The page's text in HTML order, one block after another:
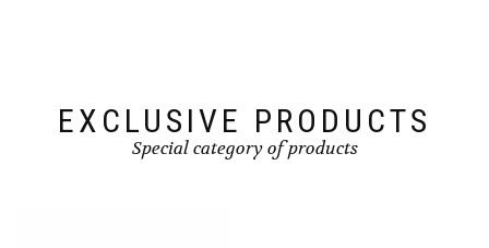
EXCLUSIVE PRODUCTS
Special category of products